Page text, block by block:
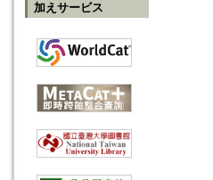
加えサービス